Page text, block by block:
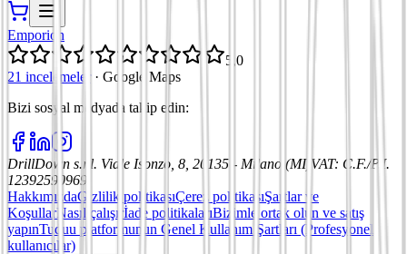
Emporion
5,0
21 incelemeler
· Google Maps
Bizi sosyal medyada takip edin:
DrillDown s.r.l. Viale Isonzo, 8, 20135 - Milano (MI) VAT: C.F./P.I.
12392590969
HakkımızdaGizlilik politikasıÇerez politikasıŞartlar ve
KoşullarNasıl çalışırİade politikalarıBizimle ortak olun ve satış
yapınTuduu platformunun Genel Kullanım Şartları (Profesyonel
kullanıcılar)